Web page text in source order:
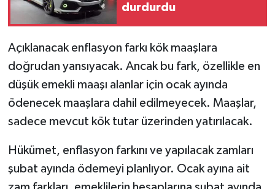
durdurdu
Açıklanacak enflasyon farkı kök maaşlara
doğrudan yansıyacak. Ancak bu fark, özellikle en
düşük emekli maaşı alanlar için ocak ayında
ödenecek maaşlara dahil edilmeyecek. Maaşlar,
sadece mevcut kök tutar üzerinden yatırılacak.
Hükümet, enflasyon farkını ve yapılacak zamları
şubat ayında ödemeyi planlıyor. Ocak ayına ait